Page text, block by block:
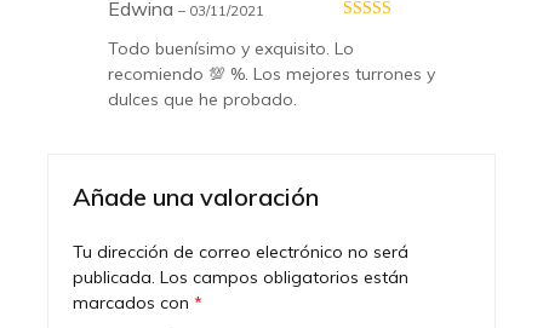
5de 5
Edwina – 03/11/2021
Todo buenísimo y exquisito. Lo
recomiendo 💯 %. Los mejores turrones y
dulces que he probado.
Añade una valoración
Tu dirección de correo electrónico no será
publicada. Los campos obligatorios están
marcados con *